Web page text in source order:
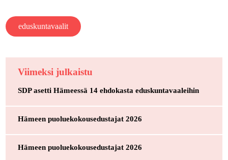
eduskuntavaalit
Viimeksi julkaistu
SDP asetti Hämeessä 14 ehdokasta eduskuntavaaleihin
Hämeen puoluekokousedustajat 2026
Hämeen puoluekokousedustajat 2026